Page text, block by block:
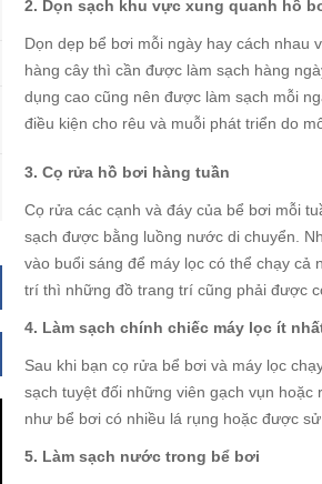
2. Dọn sạch khu vực xung quanh hồ
Dọn dẹp bể bơi mỗi ngày hay cách nhau
hàng cây thì cần được làm sạch hàng
dụng cao cũng nên được làm sạch mỗi
điều kiện cho rêu và muỗi phát triển do
3. Cọ rửa hồ bơi hàng tuần
Cọ rửa các cạnh và đáy của bể bơi mỗi
sạch được bằng luồng nước di chuyển.
vào buổi sáng để máy lọc có thể chạy
trí thì những đồ trang trí cũng phải được
4. Làm sạch chính chiếc máy lọc ít
Sau khi bạn cọ rửa bể bơi và máy lọc
sạch tuyệt đối những viên gạch vụn
như bể bơi có nhiều lá rụng hoặc được sử
5. Làm sạch nước trong bể bơi